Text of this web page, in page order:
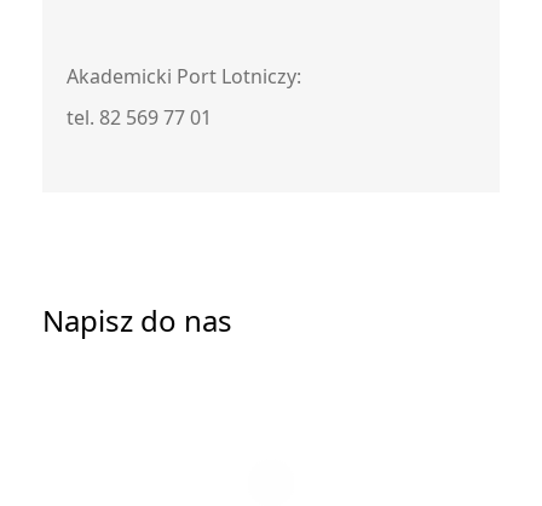
Akademicki Port Lotniczy:
tel. 82 569 77 01
Napisz do nas